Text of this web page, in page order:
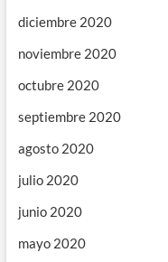
diciembre 2020
noviembre 2020
octubre 2020
septiembre 2020
agosto 2020
julio 2020
junio 2020
mayo 2020